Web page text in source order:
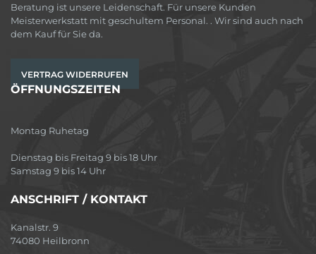
Beratung ist unsere Leidenschaft. Für unsere Kunden
Meisterwerkstatt mit geschultem Personal. . Wir sind auch nach
dem Kauf für Sie da.
VERTRAG WIDERRUFEN
ÖFFNUNGSZEITEN
Montag Ruhetag
Dienstag bis Freitag 9 bis 18 Uhr
Samstag 9 bis 14 Uhr
ANSCHRIFT / KONTAKT
Kanalstr. 9
74080 Heilbronn